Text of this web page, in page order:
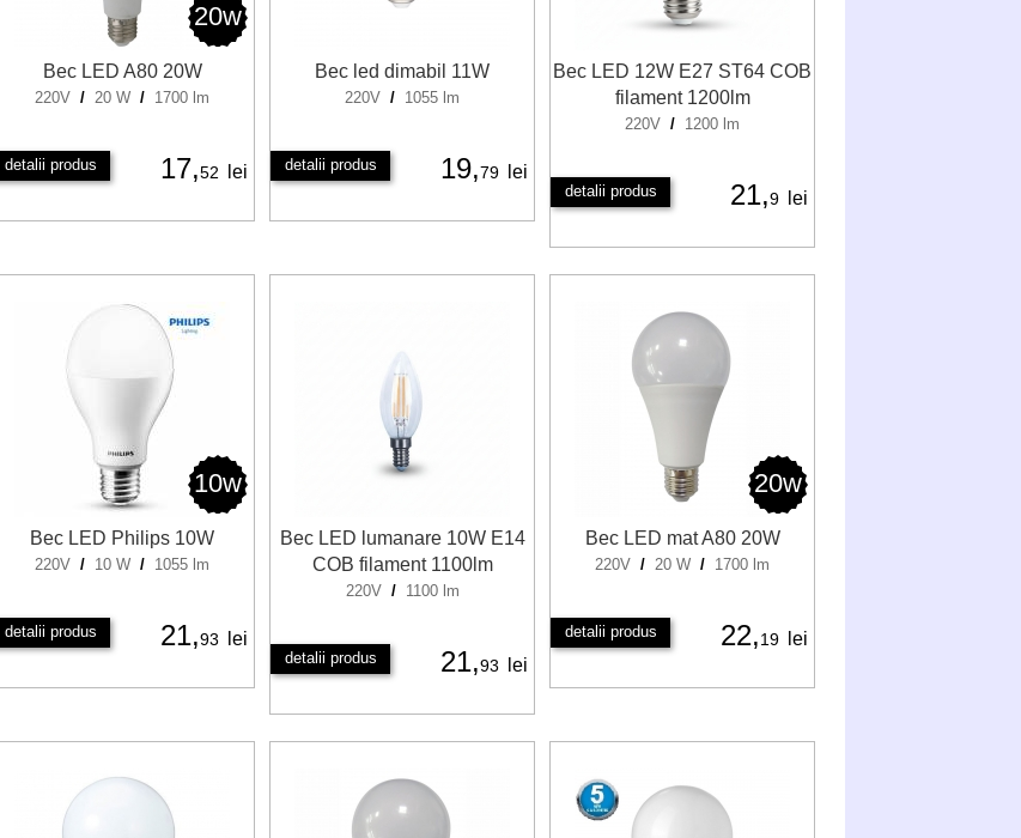
20w
Bec LED A80 20W
220V / 20 W / 1700 lm
detalii produs 17,52 lei
Bec led dimabil 11W
220V / 1055 lm
detalii produs 19,79 lei
Bec LED 12W E27 ST64 COB
filament 1200lm
220V / 1200 lm
detalii produs 21,9 lei
10w
Bec LED Philips 10W
220V / 10 W / 1055 lm
detalii produs 21,93 lei
Bec LED lumanare 10W E14
COB filament 1100lm
220V / 1100 lm
detalii produs 21,93 lei
20w
Bec LED mat A80 20W
220V / 20 W / 1700 lm
detalii produs 22,19 lei